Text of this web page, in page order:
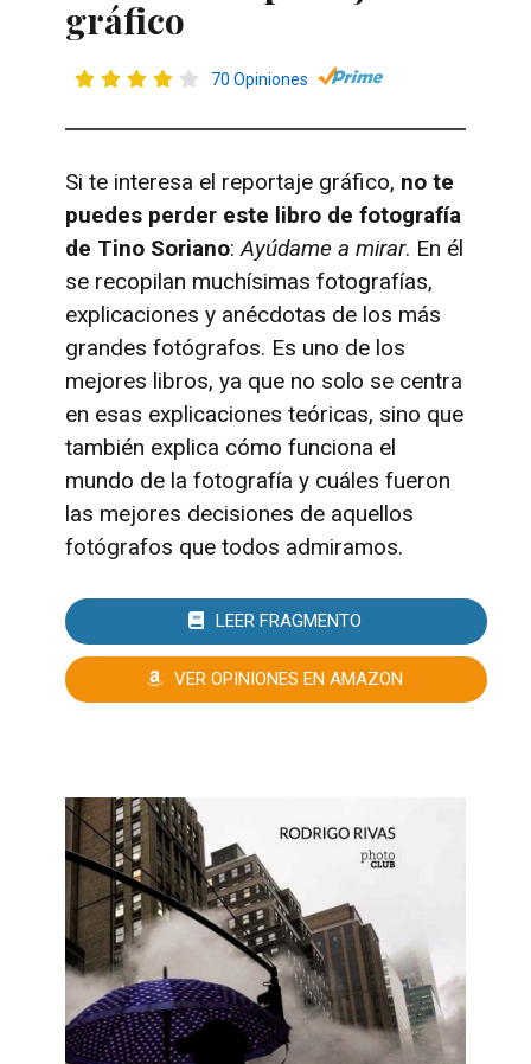
gráfico
70 Opiniones
Si te interesa el reportaje gráfico, no te
puedes perder este libro de fotografía
de Tino Soriano:Ayúdame a mirar. En él
se recopilan muchísimas fotografías,
explicaciones y anécdotas de los más
grandes fotógrafos. Es uno de los
mejores libros, ya que no solo se centra
en esas explicaciones teóricas, sino que
también explica cómo funciona el
mundo de la fotografía y cuáles fueron
las mejores decisiones de aquellos
fotógrafos que todos admiramos.
LEER FRAGMENTO
VER OPINIONES EN AMAZON